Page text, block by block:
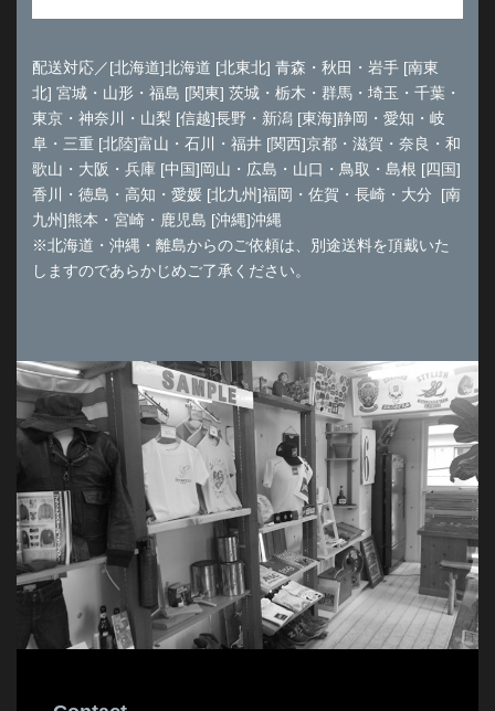
配送対応／[北海道]北海道 [北東北] 青森・秋田・岩手 [南東
北] 宮城・山形・福島 [関東] 茨城・栃木・群馬・埼玉・千葉・
東京・神奈川・山梨 [信越]長野・新潟 [東海]静岡・愛知・岐
阜・三重 [北陸]富山・石川・福井 [関西]京都・滋賀・奈良・和
歌山・大阪・兵庫 [中国]岡山・広島・山口・鳥取・島根 [四国]
香川・徳島・高知・愛媛 [北九州]福岡・佐賀・長崎・大分 [南
九州]熊本・宮崎・鹿児島 [沖縄]沖縄
※北海道・沖縄・離島からのご依頼は、別途送料を頂戴いた
しますのであらかじめご了承ください。